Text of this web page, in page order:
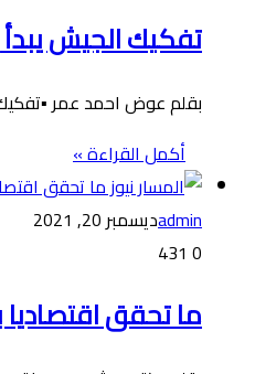
تفكيك الجيش
بقلم عوض احمد عمر ▪️تفكيك
أكمل القراءة »
adminديسمبر 20, 2021
0
ما تحقق اقتصاديا